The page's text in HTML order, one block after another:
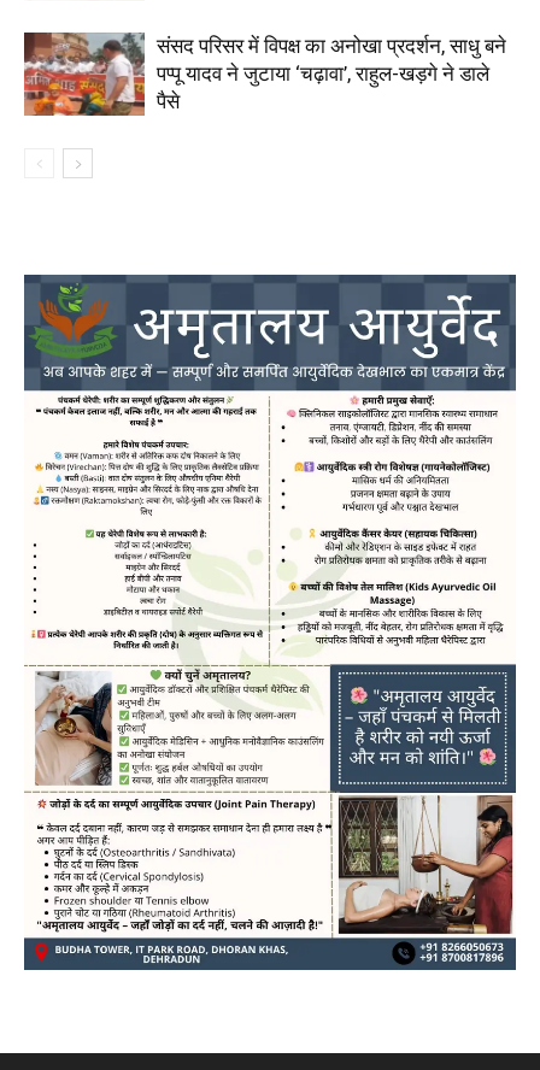
संसद परिसर में विपक्ष का अनोखा प्रदर्शन, साधु बने
पप्पू यादव ने जुटाया ‘चढ़ावा’, राहुल-खड़गे ने डाले
पैसे